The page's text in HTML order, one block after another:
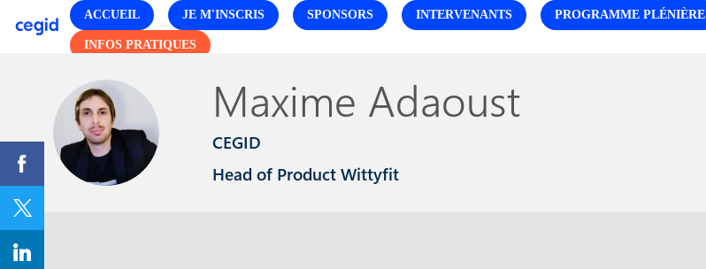
ACCUEIL JE M'INSCRIS SPONSORS INTERVENANTS PROGRAMME PLÉNIÈRE
INFOS PRATIQUES
MA
Maxime Adaoust
CEGID
Head of Product Wittyfit